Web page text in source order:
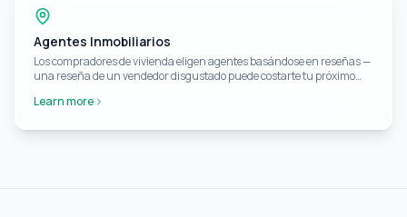
Agentes Inmobiliarios
Los compradores de vivienda eligen agentes basándose en reseñas —
una reseña de un vendedor disgustado puede costarte tu próximo
Learn more